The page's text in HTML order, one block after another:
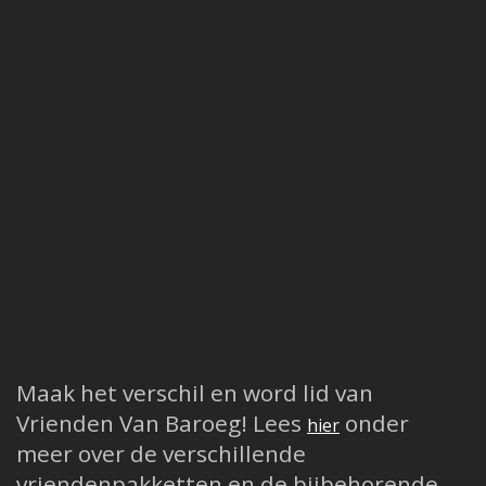
Maak het verschil en word lid van
Vrienden Van Baroeg! Lees hier onder
meer over de verschillende